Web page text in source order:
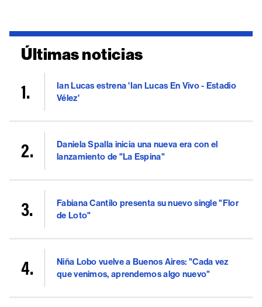
Últimas noticias
Ian Lucas estrena 'Ian Lucas En Vivo - Estadio
Vélez'
Daniela Spalla inicia una nueva era con el
lanzamiento de "La Espina"
Fabiana Cantilo presenta su nuevo single "Flor
de Loto"
Niña Lobo vuelve a Buenos Aires: "Cada vez
que venimos, aprendemos algo nuevo"